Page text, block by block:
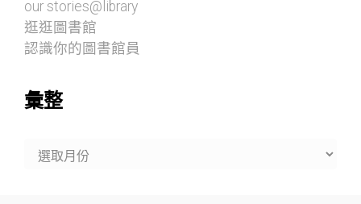
our stories@library
逛逛圖書館
認識你的圖書館員
彙整